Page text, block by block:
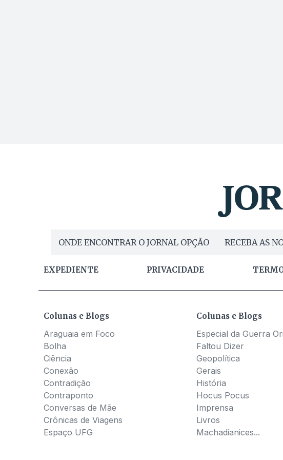
ONDE ENCONTRAR O JORNAL OPÇÃO RECEBA AS
EXPEDIENTE PRIVACIDADE
Colunas e Blogs
Araguaia em Foco
Bolha
Ciência
Conexão
Contradição
Contraponto
Conversas de Mãe
Crônicas de Viagens
Espaço UFG
Colunas e Blogs
Especial da Guerra
Faltou Dizer
Geopolítica
Gerais
História
Hocus Pocus
Imprensa
Livros
Machadianices...